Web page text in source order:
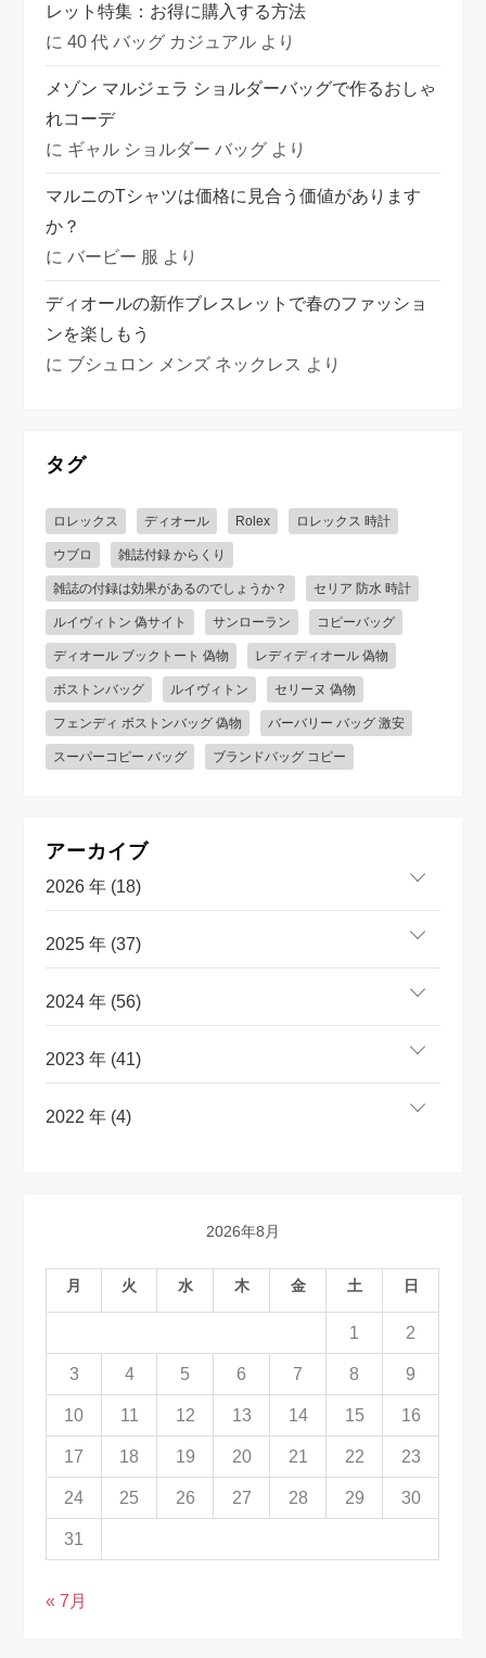
レット特集：お得に購入する方法
に40 代 バッグ カジュアル より
メゾン マルジェラ ショルダーバッグで作るおしゃ
れコーデ
に ギャル ショルダー バッグ より
マルニのTシャツは価格に見合う価値があります
か？
にバービー 服 より
ディオールの新作ブレスレットで春のファッショ
ンを楽しもう
に ブシュロン メンズ ネックレス より
タグ
ロレックス ディオール Rolex ロレックス 時計
ウブロ 雑誌付録 からくり
雑誌の付録は効果があるのでしょうか？ セリア 防水 時計
ルイヴィトン 偽サイト サンローラン コピーバッグ
ディオール ブックトート 偽物 レディディオール 偽物
ボストンバッグ ルイヴィトン セリーヌ 偽物
フェンディ ボストンバッグ 偽物 バーバリー バッグ 激安
スーパーコピー バッグ ブランドバッグ コピー
アーカイブ
2026 年 (18)
2025 年 (37)
2024 年 (56)
2023 年 (41)
2022 年 (4)
2026年8月
月 火 水 木 金 土 日
1 2
3 4 5 6 7 8 9
10 11 12 13 14 15 16
17 18 19 20 21 22 23
24 25 26 27 28 29 30
31
« 7月